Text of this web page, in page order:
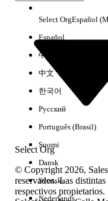
No
Select Org
Select OrgEspañol
Español
中文（简体）
中文（繁體）
한국어
Русский
Português (Brasil)
Suomi
Dansk
Svenska
Nederlands
© Copyright 2026,
reservados. Las
respectivos propietarios.